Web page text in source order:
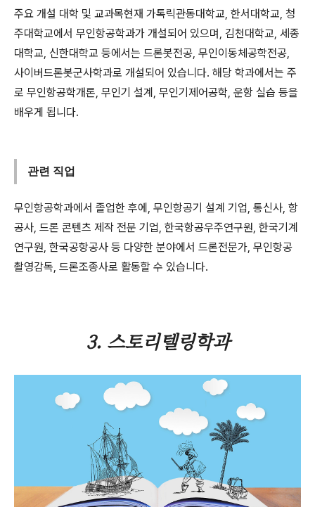
주요 개설 대학 및 교과목현재 가톡릭관동대학교, 한서대학교, 청
주대학교에서 무인항공학과가 개설되어 있으며, 김천대학교, 세종
대학교, 신한대학교 등에서는 드론봇전공, 무인이동체공학전공,
사이버드론봇군사학과로 개설되어 있습니다. 해당 학과에서는 주
로 무인항공학개론, 무인기 설계, 무인기제어공학, 운항 실습 등을
배우게 됩니다.
관련 직업
무인항공학과에서 졸업한 후에, 무인항공기 설계 기업, 통신사, 항
공사, 드론 콘텐츠 제작 전문 기업, 한국항공우주연구원, 한국기계
연구원, 한국공항공사 등 다양한 분야에서 드론전문가, 무인항공
촬영감독, 드론조종사로 활동할 수 있습니다.
3. 스토리텔링학과